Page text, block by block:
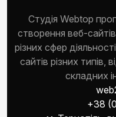
Студія Webtop
створення веб-
різних сфер
сайтів різних типів,
складних
+38